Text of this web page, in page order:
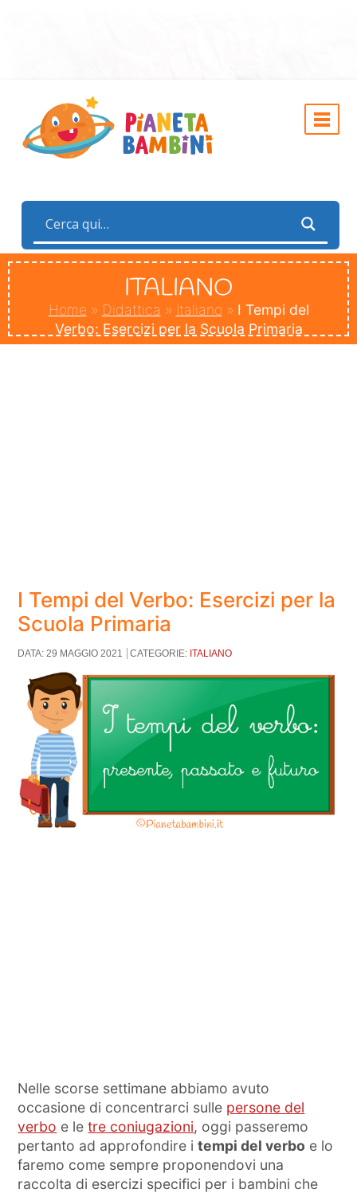
ITALIANO
Home » Didattica » Italiano » I Tempi del
Verbo: Esercizi per la Scuola Primaria
I Tempi del Verbo: Esercizi per la
Scuola Primaria
DATA: 29 MAGGIO 2021 CATEGORIE: ITALIANO
Nelle scorse settimane abbiamo avuto
occasione di concentrarci sulle persone del
verbo e letre coniugazioni, oggi passeremo
pertanto ad approfondire itempi del verbo e lo
faremo come sempre proponendovi una
raccolta di esercizi specifici per i bambini che